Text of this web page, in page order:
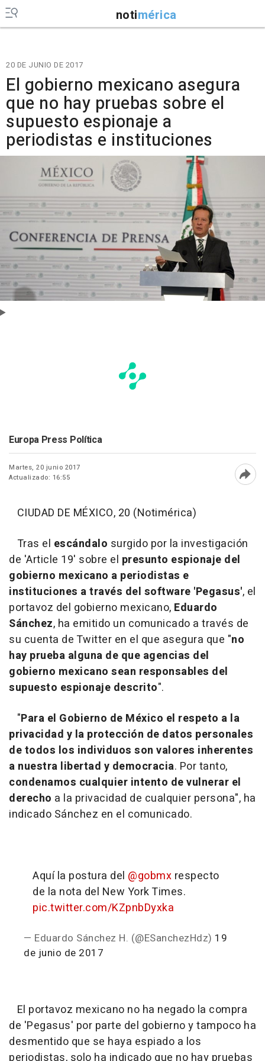
notimérica
20 DE JUNIO DE 2017
El gobierno mexicano asegura
que no hay pruebas sobre el
supuesto espionaje a
periodistas e instituciones
Europa Press Política
Martes, 20 junio 2017
Actualizado: 16:55
CIUDAD DE MÉXICO, 20 (Notimérica)
Tras el escándalo surgido por la investigación
de 'Article 19' sobre el presunto espionaje del
gobierno mexicano a periodistas e
instituciones a través del software 'Pegasus', el
portavoz del gobierno mexicano, Eduardo
Sánchez, ha emitido un comunicado a través de
su cuenta de Twitter en el que asegura que "no
hay prueba alguna de que agencias del
gobierno mexicano sean responsables del
supuesto espionaje descrito".
"Para el Gobierno de México el respeto a la
privacidad y la protección de datos personales
de todos los individuos son valores inherentes
a nuestra libertad y democracia. Por tanto,
condenamos cualquier intento de vulnerar el
derecho a la privacidad de cualquier persona", ha
indicado Sánchez en el comunicado.
Aquí la postura del @gobmx respecto
de la nota del New York Times.
pic.twitter.com/KZpnbDyxka
— Eduardo Sánchez H. (@ESanchezHdz) 19
de junio de 2017
El portavoz mexicano no ha negado la compra
de 'Pegasus' por parte del gobierno y tampoco ha
desmentido que se haya espiado a los